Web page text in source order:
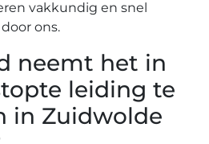
vakkundig en snel
ons.
neemt het in
leiding te
in Zuidwolde